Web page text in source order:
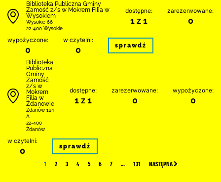
Biblio­teka Publiczna Gminy
Zamość z/s w Mokrem Filia w
Wysokiem
Wysokie 66
22-400 Wysokie
dostępne:
1 z 1
zarezerwowane:
0
wypożyczone:
0
w czytelni:
0 sprawdź
Biblio­teka
Publiczna
Gminy
Zamość
z/s w
Mokrem
Filia w
Żdanowie
Żdanów 124
A
22-400
Żdanów
dostępne:
1 z 1
zarezerwowane:
0
wypożyczone:
0
w czytelni:
0 sprawdź
1 2 3 4 5 6 7 … 131 NASTĘPNA